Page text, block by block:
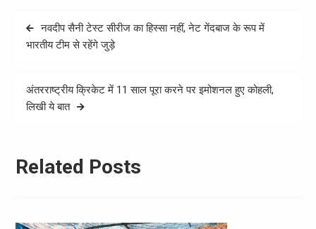
Post
navigation
नवदीप सैनी टेस्ट सीरीज का हिस्सा नहीं, नेट गेंदबाज के रूप में
भारतीय टीम से रहेंगे जुड़े
अंतरराष्ट्रीय क्रिकेट में 11 साल पूरा करने पर इमोशनल हुए कोहली,
लिखी ये बात
Related Posts